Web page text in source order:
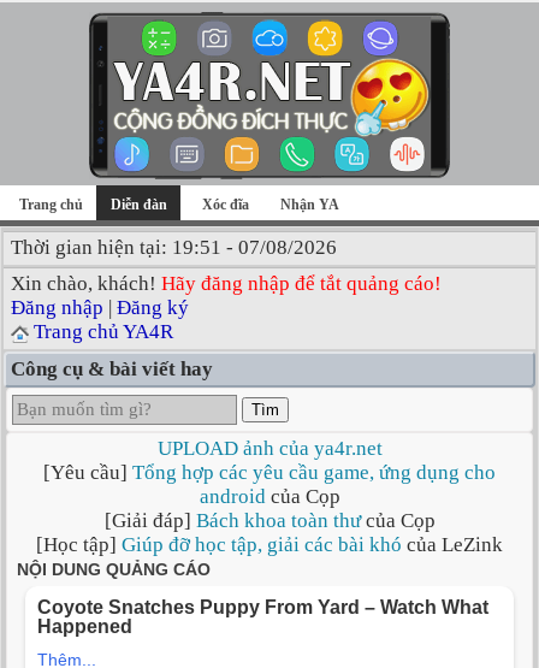
Trang chủ Diễn đàn Xóc đĩa Nhận YA
Thời gian hiện tại: 19:51 - 07/08/2026
Xin chào, khách! Hãy đăng nhập để tắt quảng cáo!
Đăng nhập | Đăng ký
Trang chủ YA4R
Công cụ & bài viết hay
Tìm
UPLOAD ảnh của ya4r.net
[Yêu cầu] Tổng hợp các yêu cầu game, ứng dụng cho
androidcủa Cọp
[Giải đáp] Bách khoa toàn thưcủa Cọp
[Học tập] Giúp đỡ học tập, giải các bài khó của LeZink